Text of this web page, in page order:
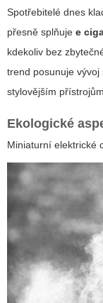
Spotřebitelé dnes
přesně splňuje e
kdekoliv bez
trend posunuje
stylovějším přístrojům.
Ekologické
Miniaturní elektrické